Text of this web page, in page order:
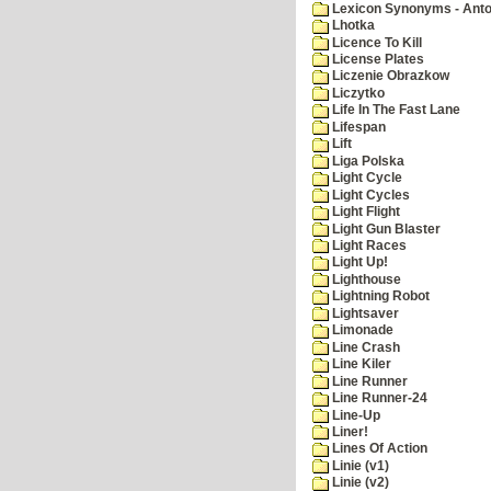
Lexicon Synonyms -
Lhotka
Licence To Kill
License Plates
Liczenie Obrazkow
Liczytko
Life In The Fast Lane
Lifespan
Lift
Liga Polska
Light Cycle
Light Cycles
Light Flight
Light Gun Blaster
Light Races
Light Up!
Lighthouse
Lightning Robot
Lightsaver
Limonade
Line Crash
Line Kiler
Line Runner
Line Runner-24
Line-Up
Liner!
Lines Of Action
Linie (v1)
Linie (v2)